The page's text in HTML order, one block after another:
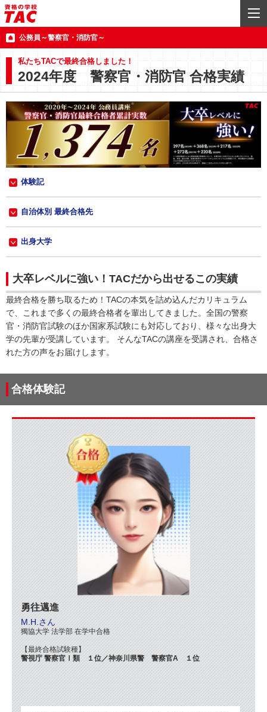
公務員～警察官・消防官～
私たちTACで最終合格しました！
2024年度 警察官・消防官 合格実績
体験記
自治体別 最終合格先
出身大学
大卒レベルに強い！TACだから出せるこの実績
最終合格を勝ち取るため！TACの本気を詰め込んだカリキュラム
で、これまで多くの最終合格者を輩出してきました。全国の警察
官・消防官試験のほか国家系試験にも対応しており、様々な出身大
学の先輩が受講しています。 そんなTACの講座を受講され、合格さ
れた方の声をお届けします。
合格体験記
勇往邁進
M.H.さん
獨協大学 法学部 在学中合格
【最終合格試験種】
警視庁 警察官Ⅰ類 １位／神奈川県警 警察官A １位